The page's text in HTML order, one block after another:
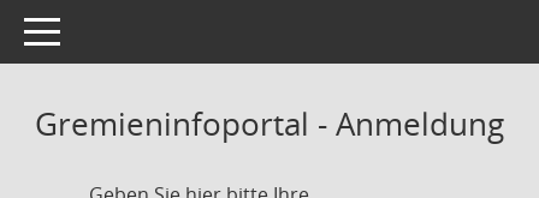
Toggle navigation
Gremieninfoportal - Anmeldung